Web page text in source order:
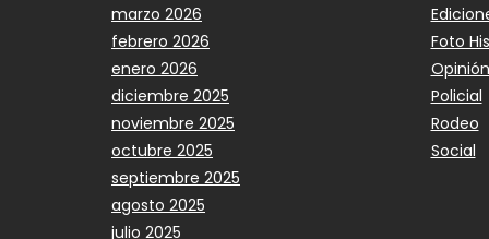
marzo 2026
febrero 2026
enero 2026
diciembre 2025
noviembre 2025
octubre 2025
septiembre 2025
agosto 2025
julio 2025
Foto
Opinión
Policial
Rodeo
Social